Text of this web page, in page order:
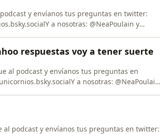
y envíanos tus preguntas en twitter:
a nosotras: @NeaPoulain y
respuestas voy a tener suerte
al podcast y envíanos tus preguntas en
a nosotras: @NeaPoulain
podcast y envíanos tus preguntas en twitter: